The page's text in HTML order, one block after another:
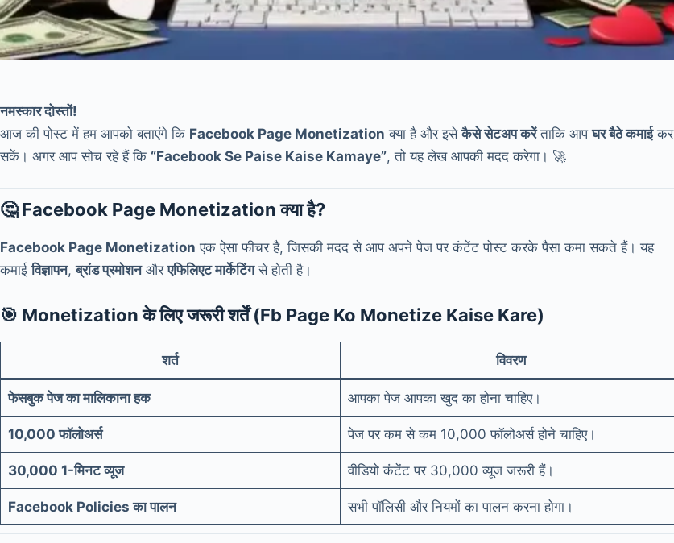
नमस्कार दोस्तों!
आज की पोस्ट में हम आपको बताएंगे कि Facebook Page Monetization क्या है और इसेकैसे सेटअप करेंताकि आपघर बैठे कमाईकर
सकें। अगर आप सोच रहे हैं कि “Facebook Se Paise Kaise Kamaye”, तो यह लेख आपकी मदद करेगा। 🚀
🤔Facebook Page Monetization क्या है?
Facebook Page Monetization एक ऐसा फीचर है, जिसकी मदद से आप अपने पेज पर कंटेंट पोस्ट करके पैसा कमा सकते हैं। यह
कमाईविज्ञापन,ब्रांड प्रमोशनऔरएफिलिएट मार्केटिंगसे होती है।
🎯 Monetization के लिए जरूरी शर्तें (Fb Page Ko Monetize Kaise Kare)
शर्त विवरण
फेसबुक पेज का मालिकाना हक आपका पेज आपका खुद का होना चाहिए।
10,000 फॉलोअर्स पेज पर कम से कम 10,000 फॉलोअर्स होने चाहिए।
30,000 1-मिनट व्यूज वीडियो कंटेंट पर 30,000 व्यूज जरूरी हैं।
Facebook Policies का पालन सभी पॉलिसी और नियमों का पालन करना होगा।